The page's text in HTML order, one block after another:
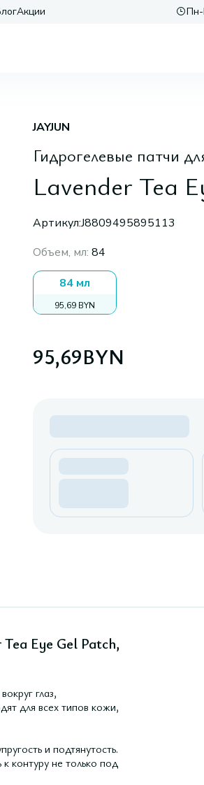
Акции Пн-
JAYJUN
Гидрогелевые патчи
Lavender Tea
Артикул:J8809495895113
Объем, мл: 84
84 мл
95,69 BYN
95,69BYN
Tea Eye Gel Patch,
глаз,
для всех типов кожи,
и подтянутость.
контуру не только под